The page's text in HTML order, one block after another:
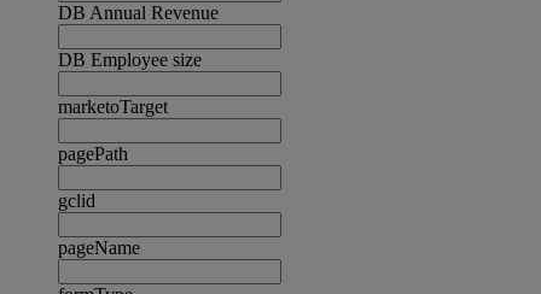
DB Annual Revenue
DB Employee size
marketoTarget
pagePath
gclid
pageName